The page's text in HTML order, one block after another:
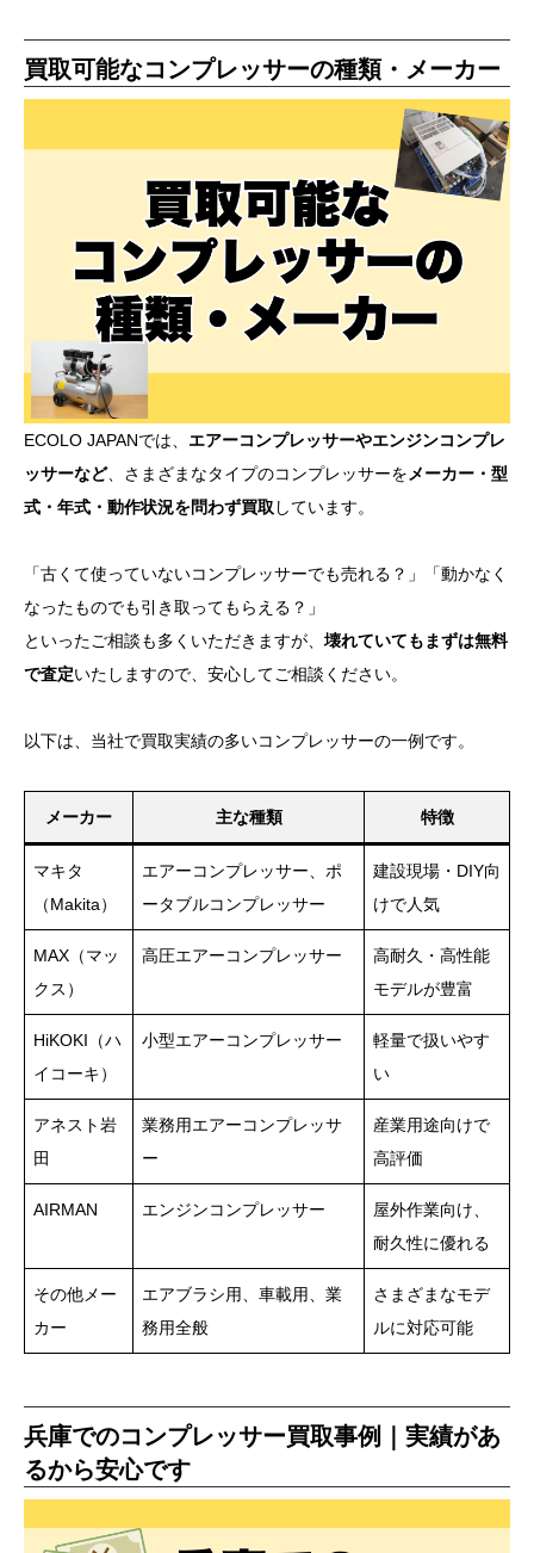
買取可能なコンプレッサーの種類・メーカー
ECOLO JAPANでは、 エアーコンプレッサーやエンジンコンプレ
ッサーなど、さまざまなタイプのコンプレッサーをメーカー・型
式・年式・動作状況を問わず買取 しています。
「古くて使っていないコンプレッサーでも売れる？」「動かなく
なったものでも引き取ってもらえる？」
といったご相談も多くいただきますが、 壊れていてもまずは無料
で査定いたしますので、安心してご相談ください。
以下は、当社で買取実績の多いコンプレッサーの一例です。
メーカー 主な種類 特徴
マキタ
（Makita）
エアーコンプレッサー、ポ
ータブルコンプレッサー
建設現場・DIY向
けで人気
MAX（マッ
クス）
高圧エアーコンプレッサー
高耐久・高性能
モデルが豊富
HiKOKI（ハ
イコーキ）
小型エアーコンプレッサー
軽量で扱いやす
い
アネスト岩
田
業務用エアーコンプレッサ
ー
産業用途向けで
高評価
AIRMAN エンジンコンプレッサー
屋外作業向け、
耐久性に優れる
その他メー
カー
エアブラシ用、車載用、業
務用全般
さまざまなモデ
ルに対応可能
兵庫でのコンプレッサー買取事例｜実績があ
るから安心です